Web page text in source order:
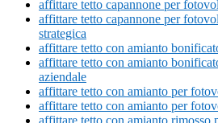
affittare tetto capannone per
affittare tetto capannone per
strategica
affittare tetto con amianto
affittare tetto con amianto
aziendale
affittare tetto con amianto per
affittare tetto con amianto per